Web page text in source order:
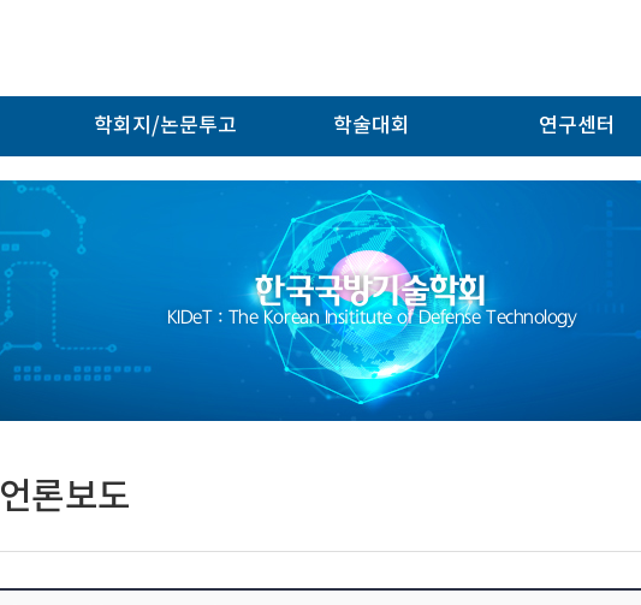
학회지/논문투고 학술대회 연구센터
한국국방기술학회
KIDeT : The Korean Insititute of Defense Technology
언론보도